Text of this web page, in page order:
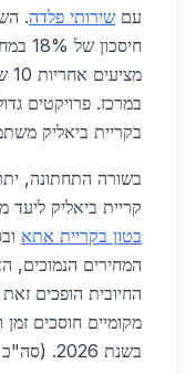
עם שירותי פלדה.
במרכז. פרויקטים
בקריית ביאליק
בשורה התחתונה,
קריית ביאליק ליעד
בטון בקריית אתא
המחירים הנמוכים,
החיובית הופכים
מקומיים חוסכים
בשנת 2026. (סה"כ כ-1450 מילים)